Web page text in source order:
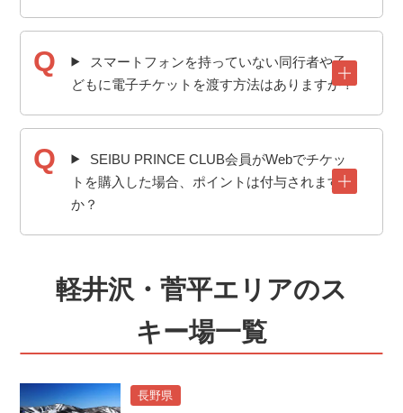
スマートフォンを持っていない同行者や子
どもに電子チケットを渡す方法はありますか？
SEIBU PRINCE CLUB会員がWebでチケッ
トを購入した場合、ポイントは付与されます
か？
軽井沢・菅平エリアのス
キー場一覧
長野県